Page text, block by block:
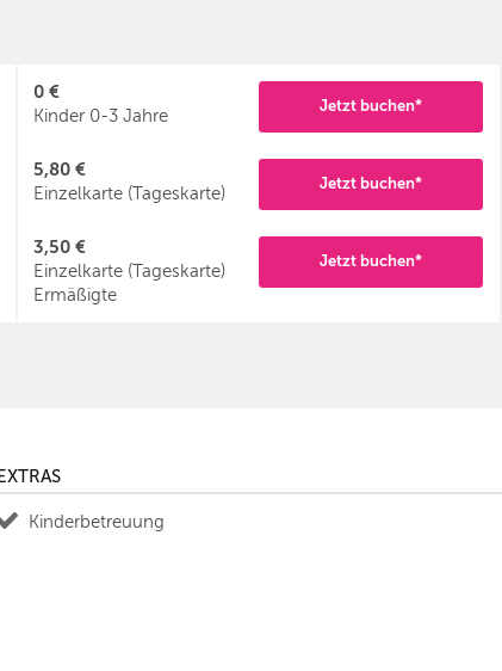
0 €
Kinder 0-3 Jahre
Jetzt buchen*
5,80 €
Einzelkarte (Tageskarte)
Jetzt buchen*
3,50 €
Einzelkarte (Tageskarte)
Ermäßigte
Jetzt buchen*
EXTRAS
Kinderbetreuung